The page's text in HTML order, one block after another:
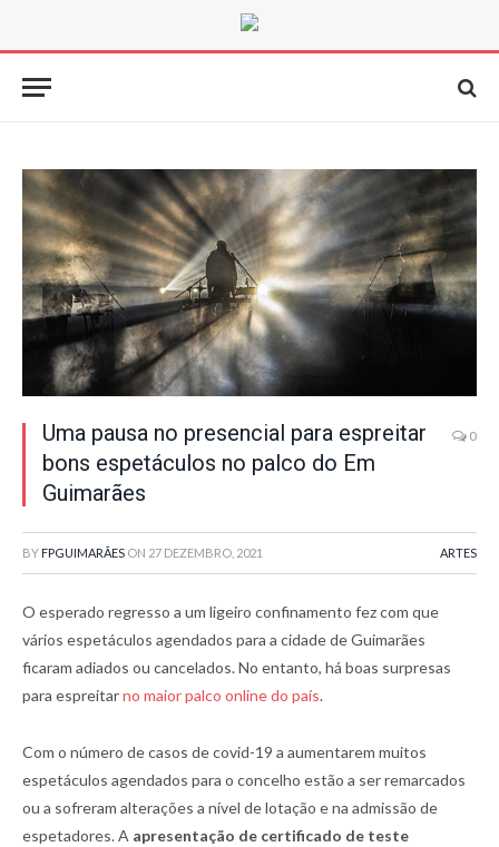
Uma pausa no presencial para espreitar
bons espetáculos no palco do Em
Guimarães
0
BY FPGUIMARÃES ON 27 DEZEMBRO, 2021 ARTES
O esperado regresso a um ligeiro confinamento fez com que
vários espetáculos agendados para a cidade de Guimarães
ficaram adiados ou cancelados. No entanto, há boas surpresas
para espreitarno maior palco online do país.
Com o número de casos de covid-19 a aumentarem muitos
espetáculos agendados para o concelho estão a ser remarcados
ou a sofreram alterações a nível de lotação e na admissão de
espetadores. A apresentação de certificado de teste